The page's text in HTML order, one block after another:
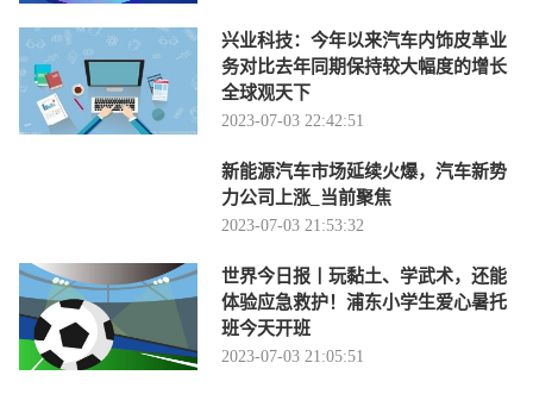
兴业科技：今年以来汽车内饰皮革业
务对比去年同期保持较大幅度的增长
全球观天下
2023-07-03 22:42:51
新能源汽车市场延续火爆，汽车新势
力公司上涨_当前聚焦
2023-07-03 21:53:32
世界今日报丨玩黏土、学武术，还能
体验应急救护！浦东小学生爱心暑托
班今天开班
2023-07-03 21:05:51